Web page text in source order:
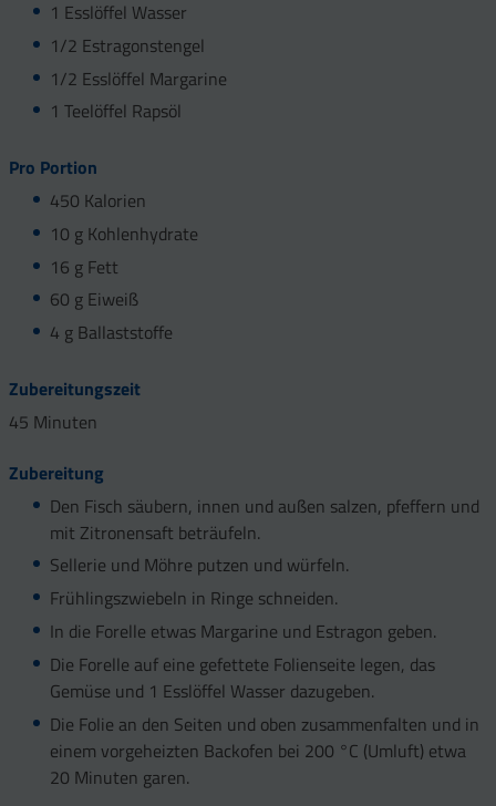
1 Esslöffel Wasser
1/2 Estragonstengel
1/2 Esslöffel Margarine
1 Teelöffel Rapsöl
Pro Portion
450 Kalorien
10 g Kohlenhydrate
16 g Fett
60 g Eiweiß
4 g Ballaststoffe
Zubereitungszeit
45 Minuten
Zubereitung
Den Fisch säubern, innen und außen salzen, pfeffern und
mit Zitronensaft beträufeln.
Sellerie und Möhre putzen und würfeln.
Frühlingszwiebeln in Ringe schneiden.
In die Forelle etwas Margarine und Estragon geben.
Die Forelle auf eine gefettete Folienseite legen, das
Gemüse und 1 Esslöffel Wasser dazugeben.
Die Folie an den Seiten und oben zusammenfalten und in
einem vorgeheizten Backofen bei 200 °C (Umluft) etwa
20 Minuten garen.